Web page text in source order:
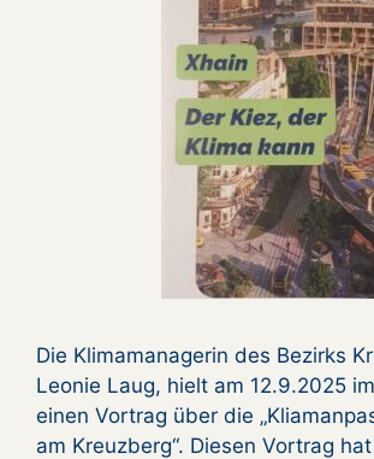
Die Klimamanagerin des Bezirks
Leonie Laug, hielt am 12.9.2025
einen Vortrag über die
am Kreuzberg“. Diesen Vortrag